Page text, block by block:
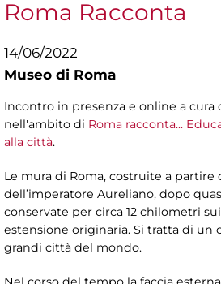
Roma Racconta
14/06/2022
Museo di Roma
Incontro in presenza e online a cura
nell'ambito di Roma racconta...
alla città.
Le mura di Roma, costruite a partire
dell’imperatore Aureliano, dopo
conservate per circa 12 chilometri
estensione originaria. Si tratta di un
grandi città del mondo.